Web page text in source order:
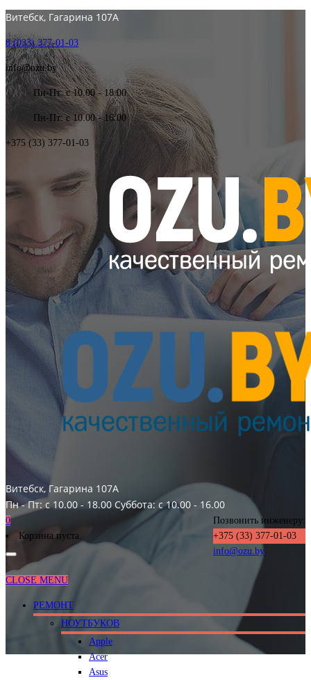
Витебск, Гагарина 107А
8 (033) 377-01-03
info@ozu.by
Пн-Пт: с 10.00 - 18.00
Пн-Пт: с 10.00 - 16.00
+375 (33) 377-01-03
Витебск, Гагарина 107А
Пн - Пт: с 10.00 - 18.00 Суббота: с 10.00 - 16.00
Позвонить инженеру:
+375 (33) 377-01-03
info@ozu.by
0
Корзина пуста.
CLOSE MENU
РЕМОНТ
НОУТБУКОВ
Apple
Acer
Asus